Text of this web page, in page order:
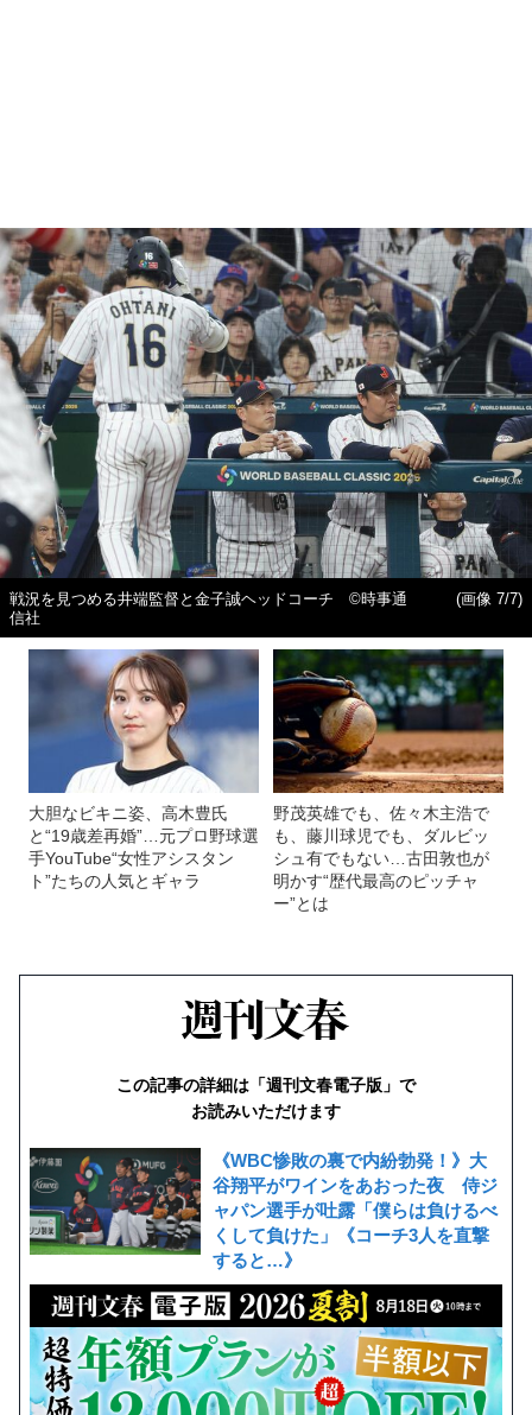
戦況を見つめる井端監督と金子誠ヘッドコーチ ©時事通
信社
(画像 7/7)
大胆なビキニ姿、高木豊氏
と“19歳差再婚”…元プロ野球選
手YouTube“女性アシスタン
ト”たちの人気とギャラ
野茂英雄でも、佐々木主浩で
も、藤川球児でも、ダルビッ
シュ有でもない…古田敦也が
明かす“歴代最高のピッチャ
ー”とは
この記事の詳細は「週刊文春電子版」で
お読みいただけます
《WBC惨敗の裏で内紛勃発！》大
谷翔平がワインをあおった夜 侍ジ
ャパン選手が吐露「僕らは負けるべ
くして負けた」《コーチ3人を直撃
すると…》